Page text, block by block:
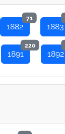
1882
71
1883
1891
220
1892